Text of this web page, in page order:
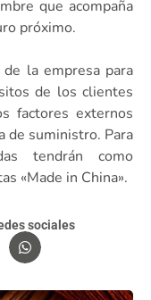
que acompaña
próximo.
de la empresa para
de los clientes
factores externos
de suministro. Para
tendrán como
«Made in China».
sociales